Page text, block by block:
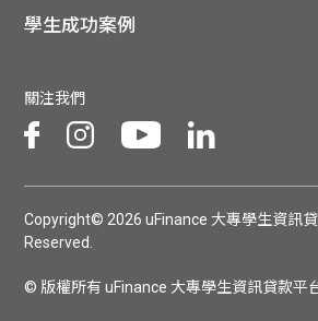
學生成功案例
關注我們
Copyright© 2026 uFinance 大專學生資訊
Reserved.
© 版權所有 uFinance 大專學生資訊貸款平